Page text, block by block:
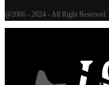
@2006 - 2024 - All Right